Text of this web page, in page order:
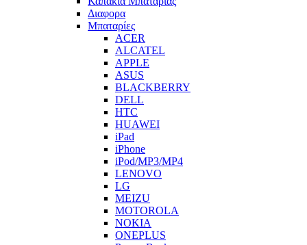
Διαφορα
Μπαταρίες
ACER
ALCATEL
APPLE
ASUS
BLACKBERRY
DELL
HTC
HUAWEI
iPad
iPhone
iPod/MP3/MP4
LENOVO
LG
MEIZU
MOTOROLA
NOKIA
ONEPLUS